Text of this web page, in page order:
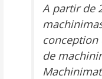
A partir de
conception
de